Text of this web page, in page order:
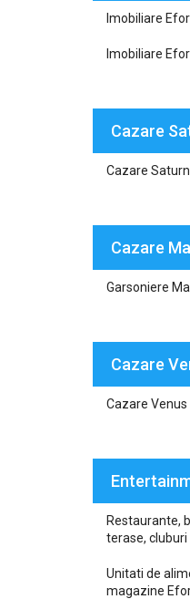
Imobiliare
Imobiliare
Cazare
Cazare Saturn
Cazare
Garsoniere
Cazare
Cazare Venus
Restaurante,
terase, cluburi
Unitati de
magazine